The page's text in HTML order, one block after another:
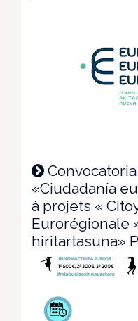
«Ciudadanía
à projets «
Eurorégionale
hiritartasuna»